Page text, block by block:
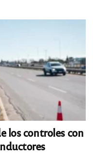
los controles con